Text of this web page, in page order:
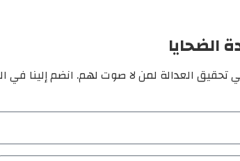
الضحايا
تحقيق العدالة لمن لا صوت لهم. انضم إلينا